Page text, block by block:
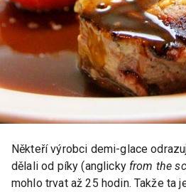
Někteří výrobci demi-glace
dělali od píky (anglicky from the
mohlo trvat až 25 hodin. Takže ta